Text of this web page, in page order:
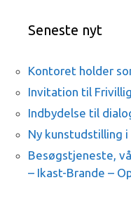
Seneste nyt
Kontoret holder
Invitation til
Indbydelse til
Ny kunstudstilling
Besøgstjeneste,
– Ikast-Brande –